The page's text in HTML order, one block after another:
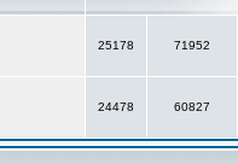
25178 71952
24478 60827